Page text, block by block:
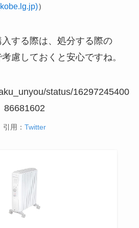
）
する際は、処分する際の
考慮しておくと安心ですね。
status/16297245400
86681602
引用： Twitter